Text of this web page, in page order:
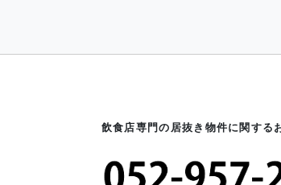
飲食店専門の居抜き物件に関する